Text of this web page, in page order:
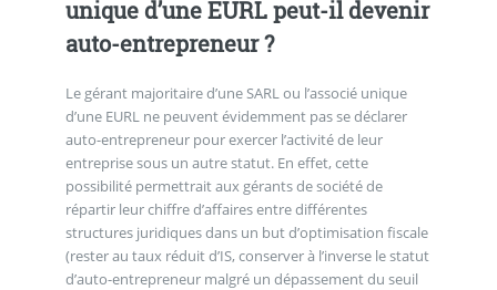
unique d’une EURL peut-il devenir
auto-entrepreneur ?
Le gérant majoritaire d’une SARL ou l’associé unique
d’une EURL ne peuvent évidemment pas se déclarer
auto-entrepreneur pour exercer l’activité de leur
entreprise sous un autre statut. En effet, cette
possibilité permettrait aux gérants de société de
répartir leur chiffre d’affaires entre différentes
structures juridiques dans un but d’optimisation fiscale
(rester au taux réduit d’IS, conserver à l’inverse le statut
d’auto-entrepreneur malgré un dépassement du seuil